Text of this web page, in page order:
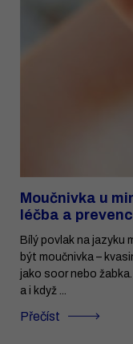
Moučnivka u
léčba a
Bílý povlak na jazyku
být moučnivka –
jako soor nebo
a i když ...
Přečíst